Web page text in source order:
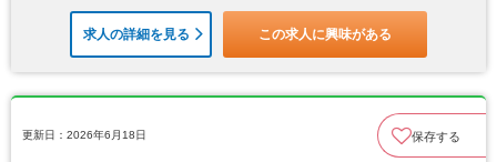
求人の詳細を見る この求人に興味がある
更新日：2026年6月18日 保存する